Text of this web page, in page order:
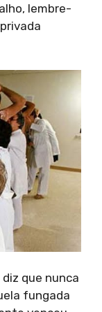
lembre-
diz que nunca
fungada